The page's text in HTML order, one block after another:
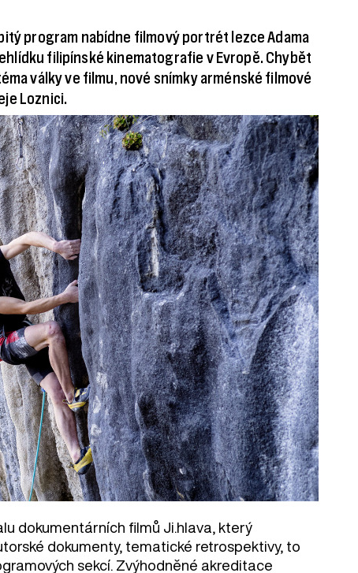
program nabídne filmový portrét lezce Adama
filipínské kinematografie v Evropě. Chybět
války ve filmu, nové snímky arménské filmové
Loznici.
dokumentárních filmů Ji.hlava, který
dokumenty, tematické retrospektivy, to
sekcí. Zvýhodněné akreditace